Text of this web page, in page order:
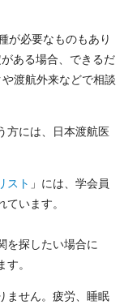
が必要なものもあり
ある場合、できるだ
渡航外来などで相談
方には、日本渡航医
スト 」には、学会員
います。
を探したい場合に
す。
ません。疲労、睡眠